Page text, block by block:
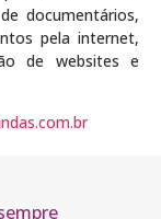
documentários,
pela internet,
de websites e